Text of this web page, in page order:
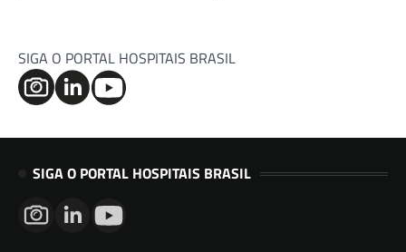
SIGA O PORTAL HOSPITAIS BRASIL
SIGA O PORTAL HOSPITAIS BRASIL